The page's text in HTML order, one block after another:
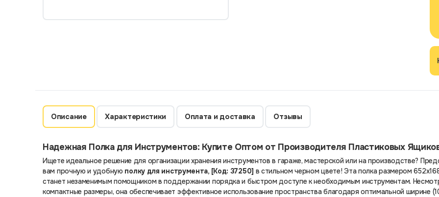
Описание Характеристики Оплата и доставка Отзывы
Надежная Полка для Инструментов: Купите Оптом от Производителя Пластиковых
Ищете идеальное решение для организации хранения инструментов в гараже, мастерской или на производстве?
вам прочную и удобную полку для инструмента, [Код: 37250] в стильном черном цвете! Эта полка размером
станет незаменимым помощником в поддержании порядка и быстром доступе к необходимым инструментам.
компактные размеры, она обеспечивает эффективное использование пространства благодаря оптимальной ширине